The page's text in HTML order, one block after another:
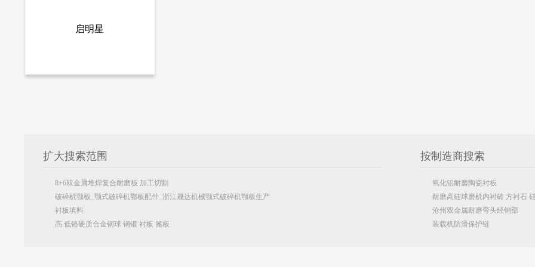
启明星
扩大搜索范围
8+6双金属堆焊复合耐磨板 加工切割
破碎机颚板_颚式破碎机鄂板配件_浙江晟达机械颚式破碎机颚板生产
衬板填料
高 低铬硬质合金钢球 钢锻 衬板 篦板
按制造商搜索
氧化铝耐磨陶瓷衬板
耐磨高硅球磨机内衬砖 方衬石
沧州双金属耐磨弯头经销部
装载机防滑保护链